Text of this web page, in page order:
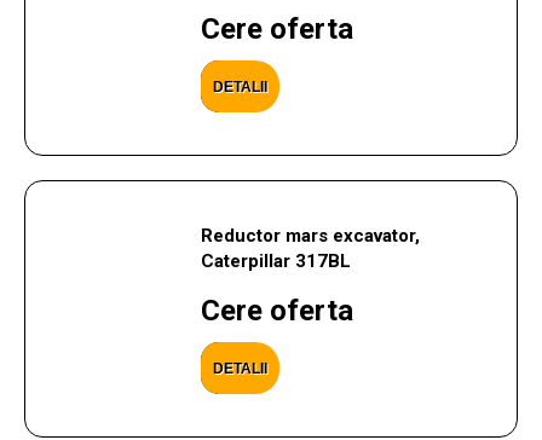
Cere oferta
DETALII
Reductor mars excavator,
Caterpillar 317BL
Cere oferta
DETALII